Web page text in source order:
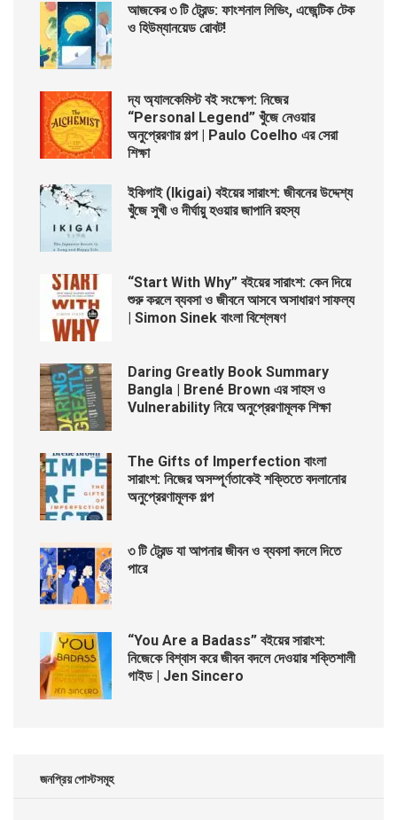
আজকের ৩ টি ট্রেন্ড: ফাংশনাল লিভিং, এজেন্টিক টেক
ও হিউম্যানয়েড রোবট!
দ্য অ্যালকেমিস্ট বই সংক্ষেপ: নিজের
“Personal Legend” খুঁজে নেওয়ার
অনুপ্রেরণার গল্প | Paulo Coelho এর সেরা
শিক্ষা
ইকিগাই (Ikigai) বইয়ের সারাংশ: জীবনের উদ্দেশ্য
খুঁজে সুখী ও দীর্ঘায়ু হওয়ার জাপানি রহস্য
“Start With Why” বইয়ের সারাংশ: কেন দিয়ে
শুরু করলে ব্যবসা ও জীবনে আসবে অসাধারণ সাফল্য
| Simon Sinek বাংলা বিশ্লেষণ
Daring Greatly Book Summary
Bangla | Brené Brown এর সাহস ও
Vulnerability নিয়ে অনুপ্রেরণামূলক শিক্ষা
The Gifts of Imperfection বাংলা
সারাংশ: নিজের অসম্পূর্ণতাকেই শক্তিতে বদলানোর
অনুপ্রেরণামূলক গল্প
৩ টি ট্রেন্ড যা আপনার জীবন ও ব্যবসা বদলে দিতে
পারে
“You Are a Badass” বইয়ের সারাংশ:
নিজেকে বিশ্বাস করে জীবন বদলে দেওয়ার শক্তিশালী
গাইড | Jen Sincero
জনপ্রিয় পোস্টসমূহ